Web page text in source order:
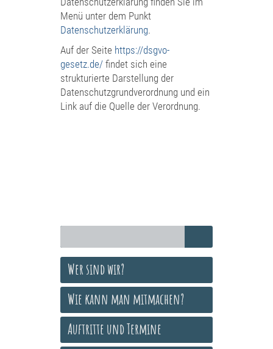
Menü unter dem Punkt
Datenschutzerklärung.
Auf der Seite https://dsgvo-
gesetz.de/ findet sich eine
strukturierte Darstellung der
Datenschutzgrundverordnung und ein
Link auf die Quelle der Verordnung.
Wer sind wir?
Wie kann man mitmachen?
Auftritte und Termine